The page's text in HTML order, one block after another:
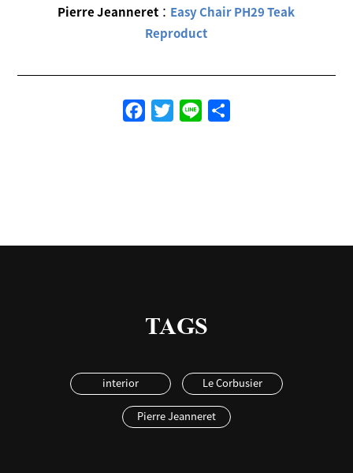
Pierre Jeanneret ： Easy Chair PH29 Teak
Reproduct
FacebookTwitterLine
TAGS
interior Le Corbusier
Pierre Jeanneret